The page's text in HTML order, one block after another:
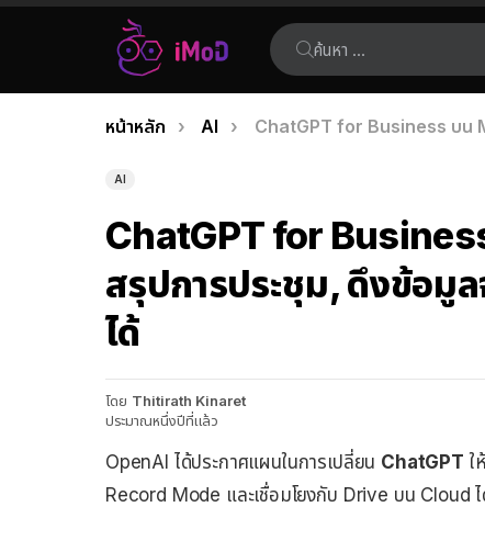
ค้นหา:
เรื่อง
ล่าสุด
คุณอยู่ที่นี่:
หน้าหลัก AI ChatGPT for Business บน
AI
ChatGPT for
สรุปการประชุม, ดึงข้อมู
ได้
โดย Thitirath Kinaret
ประมาณหนึ่งปีที่แล้ว
OpenAI ได้ประกาศแผนในการเปลี่ยน ChatGPT ใ
Record Mode และเชื่อมโยงกับ Drive บน Cloud